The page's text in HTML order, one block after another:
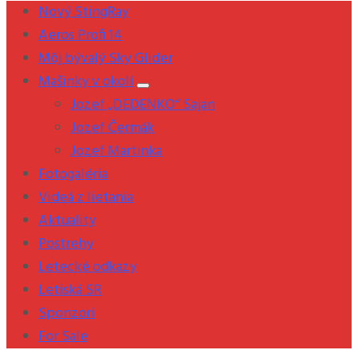
Nový StingRay
Aeros Profi 14
Môj bývalý Sky Glider
Mašinky v okolí
Jozef „DEDENKO“ Sajan
Jozef Čermák
Jozef Martinka
Fotogaléria
Videá z lietania
Aktuality
Postrehy
Letecké odkazy
Letiská SR
Sponzori
For Sale